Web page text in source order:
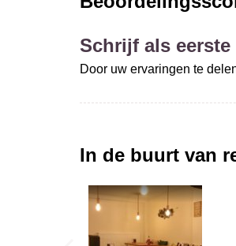
Schrijf als
Door uw ervaringen te
In de buurt van